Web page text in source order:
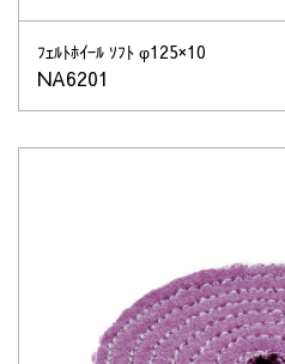
ﾌｪﾙﾄﾎｲｰﾙ ｿﾌﾄ φ125×10
NA6201